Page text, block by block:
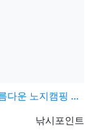
핑 차박 명소 가볼…
등록자
낚시포인트